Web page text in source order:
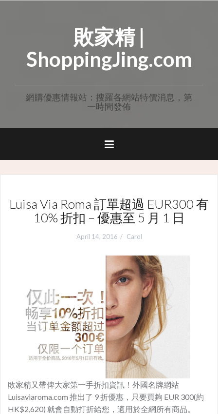
敗家精 |
ShoppingJing.com
網購優惠情報站：搜羅各網站特價消息，第
一時間發佈
Luisa Via Roma 訂單超過 EUR300 有
10% 折扣 – 優惠至 5 月 1 日
April 14, 2016 Carol
敗家精又帶俾大家第一手折扣資訊！外國名牌網站
Luisaviaroma.com 推出了 9 折優惠，只要買夠 EUR 300(約
HK$2,620) 就會自動打折給您，適用於全網所有商品。